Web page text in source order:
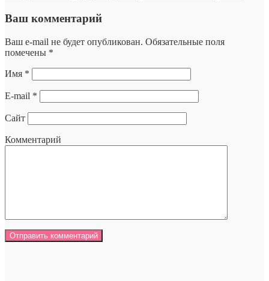
Ваш комментарий
Ваш e-mail не будет опубликован. Обязательные поля
помечены *
Имя *
E-mail *
Сайт
Комментарий